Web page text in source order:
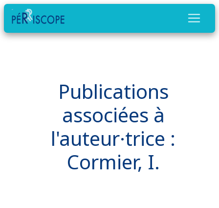
Publications
associées à
l'auteur·trice :
Cormier, I.